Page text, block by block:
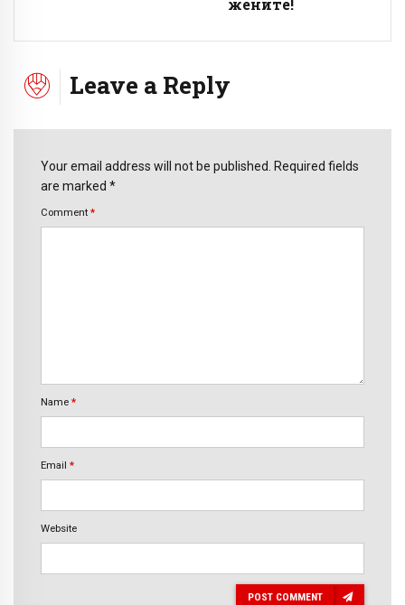
жените!
Leave a Reply
Your email address will not be published. Required fields
are marked *
Comment *
Name *
Email *
Website
POST COMMENT